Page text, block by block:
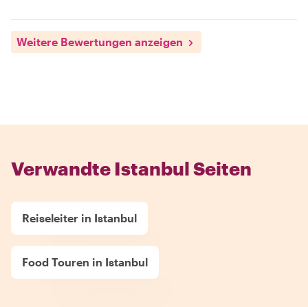
Weitere Bewertungen anzeigen
Verwandte Istanbul Seiten
Reiseleiter in Istanbul
Food Touren in Istanbul